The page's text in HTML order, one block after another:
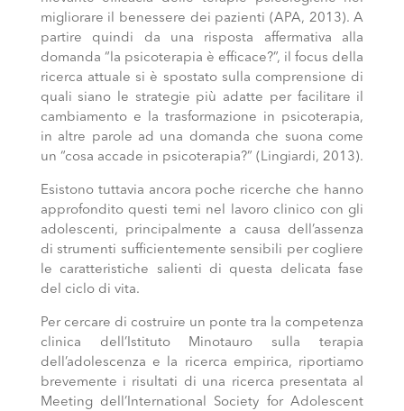
migliorare il benessere dei pazienti (APA, 2013). A
partire quindi da una risposta affermativa alla
domanda “la psicoterapia è efficace?”, il focus della
ricerca attuale si è spostato sulla comprensione di
quali siano le strategie più adatte per facilitare il
cambiamento e la trasformazione in psicoterapia,
in altre parole ad una domanda che suona come
un “cosa accade in psicoterapia?” (Lingiardi, 2013).
Esistono tuttavia ancora poche ricerche che hanno
approfondito questi temi nel lavoro clinico con gli
adolescenti, principalmente a causa dell’assenza
di strumenti sufficientemente sensibili per cogliere
le caratteristiche salienti di questa delicata fase
del ciclo di vita.
Per cercare di costruire un ponte tra la competenza
clinica dell’Istituto Minotauro sulla terapia
dell’adolescenza e la ricerca empirica, riportiamo
brevemente i risultati di una ricerca presentata al
Meeting dell’International Society for Adolescent